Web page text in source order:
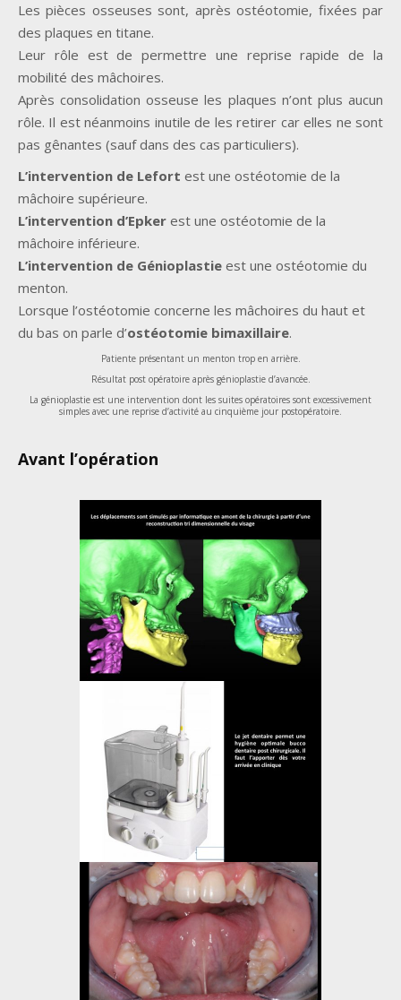
Les pièces osseuses sont, après ostéotomie, fixées par
des plaques en titane.
Leur rôle est de permettre une reprise rapide de la
mobilité des mâchoires.
Après consolidation osseuse les plaques n’ont plus aucun
rôle. Il est néanmoins inutile de les retirer car elles ne sont
pas gênantes (sauf dans des cas particuliers).
L’intervention de Lefort est une ostéotomie de la
mâchoire supérieure.
L’intervention d’Epker est une ostéotomie de la
mâchoire inférieure.
L’intervention de Génioplastie est une ostéotomie du
menton.
Lorsque l’ostéotomie concerne les mâchoires du haut et
du bas on parle d’ostéotomie bimaxillaire.
Patiente présentant un menton trop en arrière.
Résultat post opératoire après génioplastie d’avancée.
La génioplastie est une intervention dont les suites opératoires sont excessivement
simples avec une reprise d’activité au cinquième jour postopératoire.
Avant l’opération